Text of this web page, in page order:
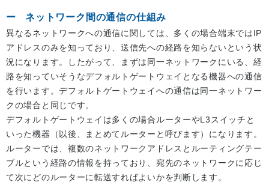
ネットワーク間の通信の仕組み
異なるネットワークへの通信に関しては、多くの場合端末ではIP
アドレスのみを知っており、送信先への経路を知らないという状
況になります。したがって、まずは同一ネットワークにいる、経
路を知っていそうなデフォルトゲートウェイとなる機器への通信
を行います。デフォルトゲートウェイへの通信は同一ネットワー
クの場合と同じです。
デフォルトゲートウェイは多くの場合ルーターやL3スイッチと
いった機器（以後、まとめてルーターと呼びます）になります。
ルーターでは、複数のネットワークアドレスとルーティングテー
ブルという経路の情報を持っており、宛先のネットワークに応じ
て次にどのルーターに転送すればよいかを判断します。